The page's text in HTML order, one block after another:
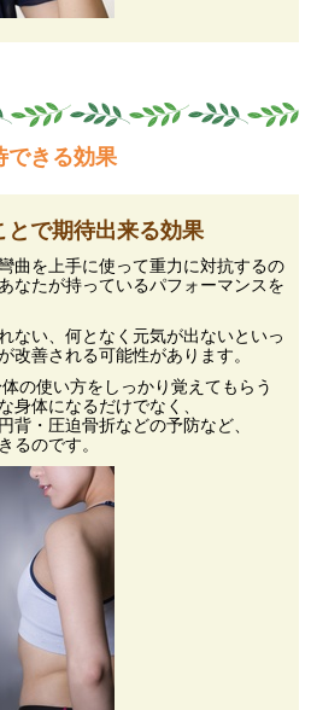
できる効果
とで期待出来る効果
曲を上手に使って重力に対抗するの
なたが持っているパフォーマンスを
ない、何となく元気が出ないといっ
改善される可能性があります。
の使い方をしっかり覚えてもらう
身体になるだけでなく、
背・圧迫骨折などの予防など、
るのです。